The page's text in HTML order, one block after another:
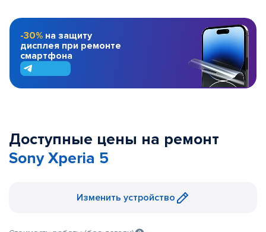
-30% на защиту
дисплея при ремонте
смартфона
Доступные цены на ремонт
Sony Xperia 5
Изменить устройство